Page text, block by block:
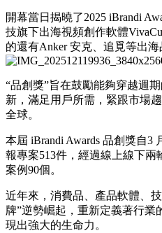
開幕當日揭曉了2025 iBrandi
技旗下出海視頻創作軟體
的還有Anker 安克、追覓等出海
“品創獎”旨在鼓勵能夠穿越週
新，滿足用戶所需，緊跟市場
全球。
本屆 iBrandi Awards 品創獎自3
報專案513件，經過線上線下
案例90個。
近年來，消費品、產品軟體、
牌”逆勢崛起，重新定義著行業
現出強大的生命力。